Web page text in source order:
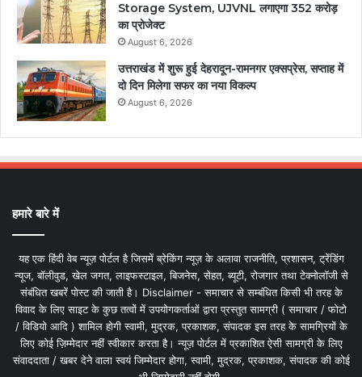
Storage System, UJVNL लगाएगा 352 करोड़
का प्रोजेक्ट
August 6, 2026
उत्तराखंड में शुरू हुई देहरादून-रामनगर एक्सप्रेस, सप्ताह में
दो दिन मिलेगा सफर का नया विकल्प
August 6, 2026
हमारे बारे में
यह एक हिंदी वेब न्यूज़ पोर्टल है जिसमें ब्रेकिंग न्यूज़ के अलावा राजनीति, प्रशासन, ट्रेंडिंग
न्यूज, बॉलीवुड, खेल जगत, लाइफस्टाइल, बिजनेस, सेहत, ब्यूटी, रोजगार तथा टेक्नोलॉजी से
संबंधित खबरें पोस्ट की जाती है। Disclaimer - समाचार से सम्बंधित किसी भी तरह के
विवाद के लिए साइट के कुछ तत्वों में उपयोगकर्ताओं द्वारा प्रस्तुत सामग्री ( समाचार / फोटो
/ विडियो आदि ) शामिल होगी स्वामी, मुद्रक, प्रकाशक, संपादक इस तरह के सामग्रियों के
लिए कोई ज़िम्मेदार नहीं स्वीकार करता है। न्यूज़ पोर्टल में प्रकाशित ऐसी सामग्री के लिए
संवाददाता / खबर देने वाला स्वयं जिम्मेदार होगा, स्वामी, मुद्रक, प्रकाशक, संपादक की कोई